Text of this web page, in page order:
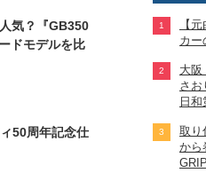
気？『GB350
ドモデルを比
50周年記念仕
【
カー
大阪
さお
日和
取り
から